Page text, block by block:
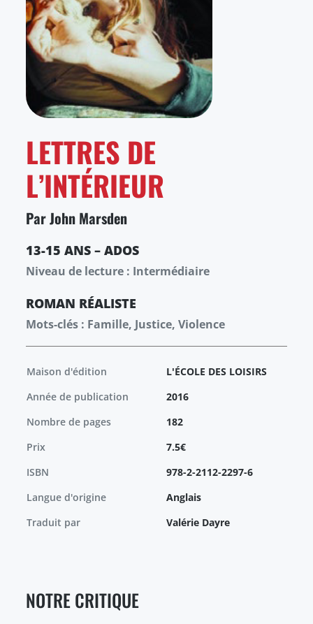
LETTRES DE
L’INTÉRIEUR
Par John Marsden
13-15 ANS – ADOS
Niveau de lecture : Intermédiaire
ROMAN RÉALISTE
Mots-clés : Famille, Justice, Violence
Maison d'édition
L'ÉCOLE DES LOISIRS
Année de publication
2016
Nombre de pages
182
Prix
7.5€
ISBN
978-2-2112-2297-6
Langue d'origine
Anglais
Traduit par
Valérie Dayre
NOTRE CRITIQUE